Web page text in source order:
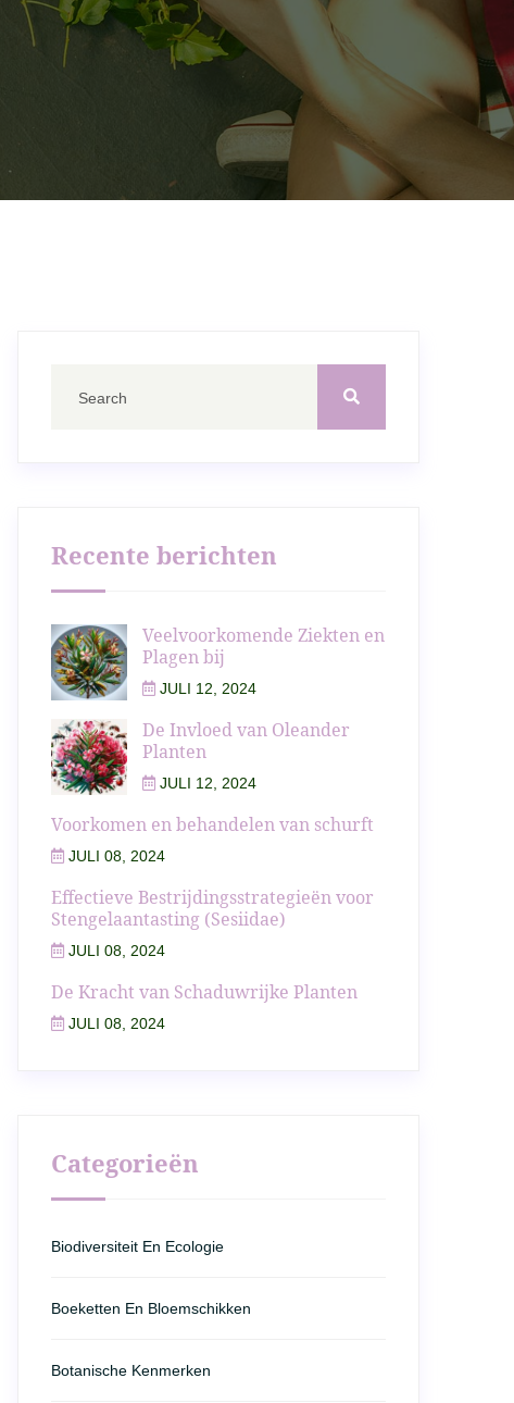
Recente berichten
Veelvoorkomende Ziekten en
Plagen bij
JULI 12, 2024
De Invloed van Oleander
Planten
JULI 12, 2024
Voorkomen en behandelen van schurft
JULI 08, 2024
Effectieve Bestrijdingsstrategieën voor
Stengelaantasting (Sesiidae)
JULI 08, 2024
De Kracht van Schaduwrijke Planten
JULI 08, 2024
Categorieën
Biodiversiteit En Ecologie
Boeketten En Bloemschikken
Botanische Kenmerken